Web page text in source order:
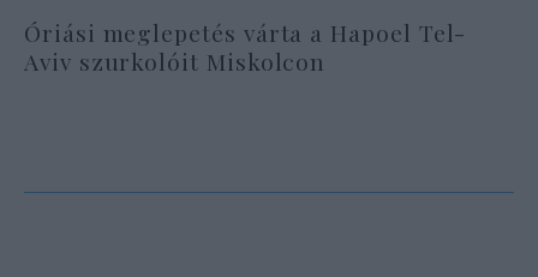
Óriási meglepetés várta a Hapoel Tel-
Aviv szurkolóit Miskolcon